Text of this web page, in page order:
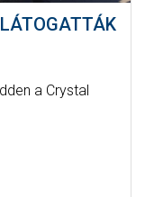
a Crystal